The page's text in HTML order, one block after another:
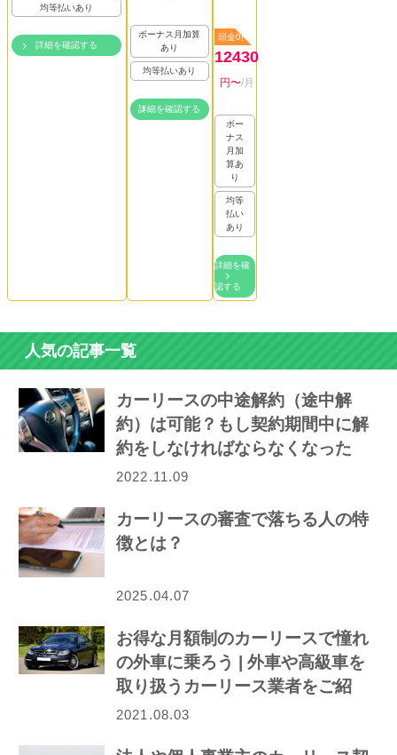
均等払いあり
詳細を確認する
ボーナス月加算
あり
均等払いあり
詳細を確認する
頭金0円
12430
円〜/月
ボー
ナス
月加
算あ
り
均等
払い
あり
詳細を確
認する
人気の記事一覧
カーリースの中途解約（途中解
約）は可能？もし契約期間中に解
約をしなければならなくなった
ら…
2022.11.09
カーリースの審査で落ちる人の特
徴とは？
2025.04.07
お得な月額制のカーリースで憧れ
の外車に乗ろう | 外車や高級車を
取り扱うカーリース業者をご紹
介！
2021.08.03